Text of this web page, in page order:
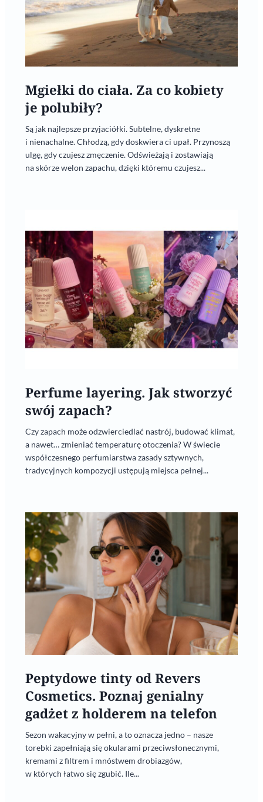
Mgiełki do ciała. Za co kobiety
je polubiły?
Są jak najlepsze przyjaciółki. Subtelne, dyskretne
i nienachalne. Chłodzą, gdy doskwiera ci upał. Przynoszą
ulgę, gdy czujesz zmęczenie. Odświeżają i zostawiają
na skórze welon zapachu, dzięki któremu czujesz...
Perfume layering. Jak stworzyć
swój zapach?
Czy zapach może odzwierciedlać nastrój, budować klimat,
a nawet… zmieniać temperaturę otoczenia? W świecie
współczesnego perfumiarstwa zasady sztywnych,
tradycyjnych kompozycji ustępują miejsca pełnej...
Peptydowe tinty od Revers
Cosmetics. Poznaj genialny
gadżet z holderem na telefon
Sezon wakacyjny w pełni, a to oznacza jedno – nasze
torebki zapełniają się okularami przeciwsłonecznymi,
kremami z filtrem i mnóstwem drobiazgów,
w których łatwo się zgubić. Ile...